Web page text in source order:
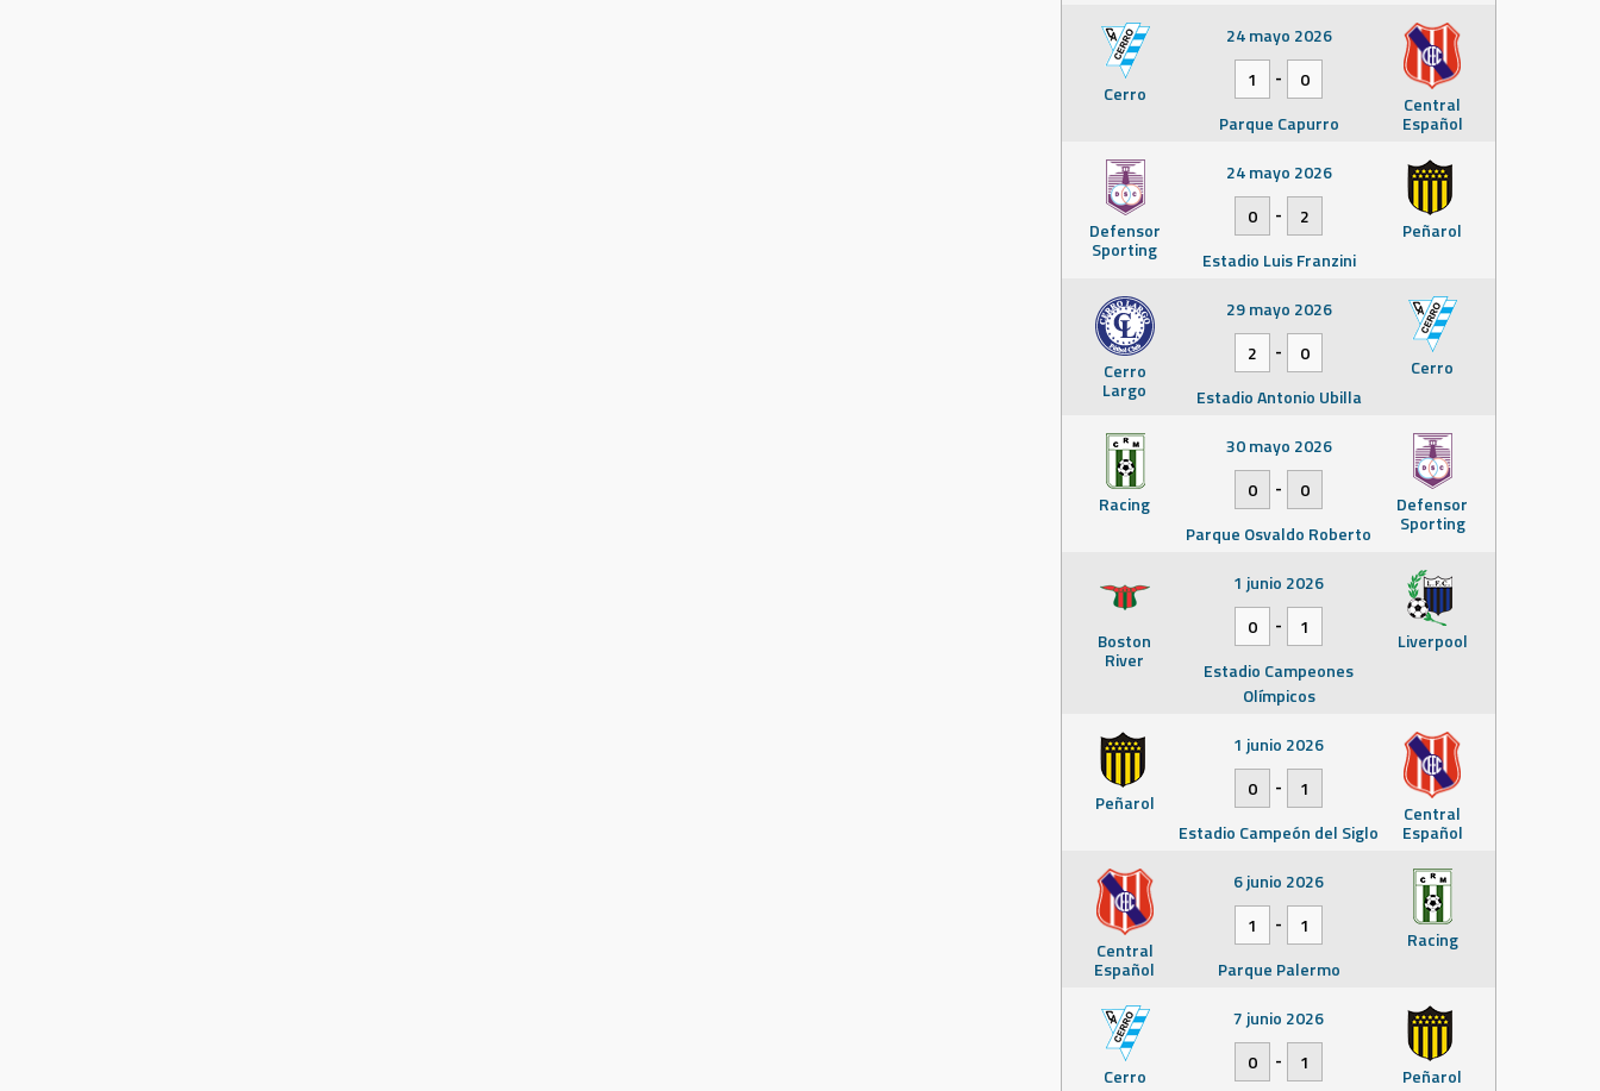
Cerro Central
Español
24 mayo 2026
1
-
0
Parque Capurro
Defensor
Sporting
Peñarol
24 mayo 2026
0
-
2
Estadio Luis Franzini
Cerro
Largo
Cerro
29 mayo 2026
2
-
0
Estadio Antonio Ubilla
Racing Defensor
Sporting
30 mayo 2026
0
-
0
Parque Osvaldo Roberto
Boston
River
Liverpool
1 junio 2026
0
-
1
Estadio Campeones
Olímpicos
Peñarol Central
Español
1 junio 2026
0
-
1
Estadio Campeón del Siglo
Central
Español
Racing
6 junio 2026
1
-
1
Parque Palermo
Cerro Peñarol
7 junio 2026
0
-
1